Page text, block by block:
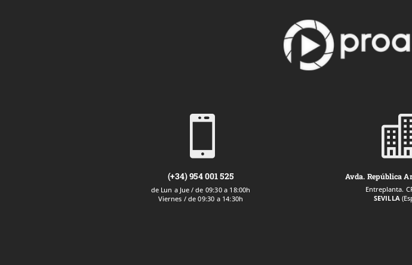

(+34) 954 001 525
de Lun a Jue / de 09:30 a 18:00h
Viernes / de 09:30 a 14:30h

Avda. República
Entreplanta.
SEVILLA